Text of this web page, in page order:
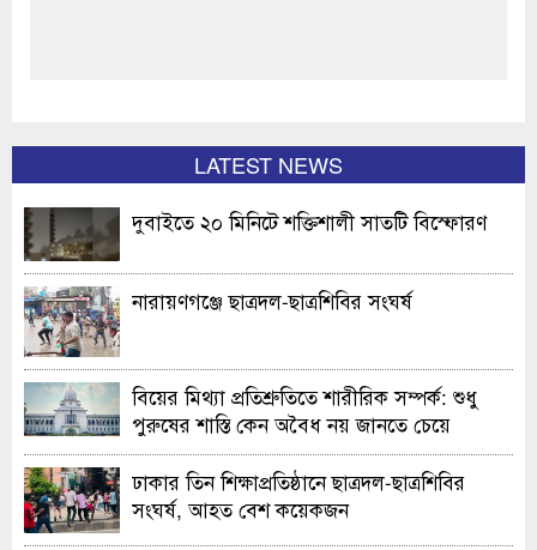
LATEST NEWS
দুবাইতে ২০ মিনিটে শক্তিশালী সাতটি বিস্ফোরণ
নারায়ণগঞ্জে ছাত্রদল-ছাত্রশিবির সংঘর্ষ
বিয়ের মিথ্যা প্রতিশ্রুতিতে শারীরিক সম্পর্ক: শুধু
পুরুষের শাস্তি কেন অবৈধ নয় জানতে চেয়ে
হাইকোর্টের রুল
ঢাকার তিন শিক্ষাপ্রতিষ্ঠানে ছাত্রদল-ছাত্রশিবির
সংঘর্ষ, আহত বেশ কয়েকজন